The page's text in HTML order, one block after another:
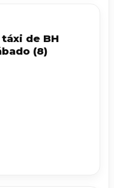
de BH
(8)